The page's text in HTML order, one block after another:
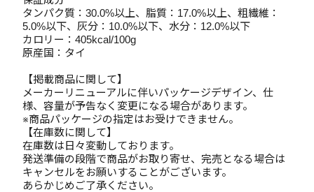
タンパク質：30.0%以上、脂質：17.0%以上、粗繊維：
5.0%以下、灰分：10.0%以下、水分：12.0%以下
カロリー：405kcal/100g
原産国：タイ
【掲載商品に関して】
メーカーリニューアルに伴いパッケージデザイン、仕
様、容量が予告なく変更になる場合があります。
※商品パッケージの指定はお受けできません。
【在庫数に関して】
在庫数は日々変動しております。
発送準備の段階で商品がお取り寄せ、完売となる場合は
キャンセルをお願いすることがございます。
あらかじめご了承ください。